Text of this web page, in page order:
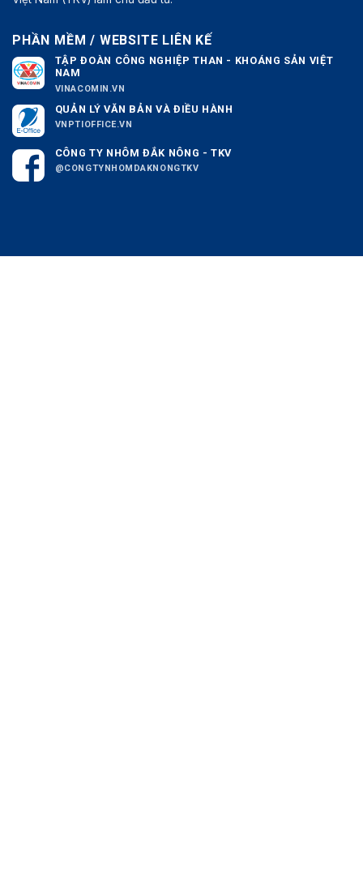
PHẦN MỀM / WEBSITE LIÊN KẾ
TẬP ĐOÀN CÔNG NGHIỆP THAN - KHOÁNG SẢN VIỆT
NAM
VINACOMIN.VN
QUẢN LÝ VĂN BẢN VÀ ĐIỀU HÀNH
VNPTIOFFICE.VN
CÔNG TY NHÔM ĐẮK NÔNG - TKV
@CONGTYNHOMDAKNONGTKV